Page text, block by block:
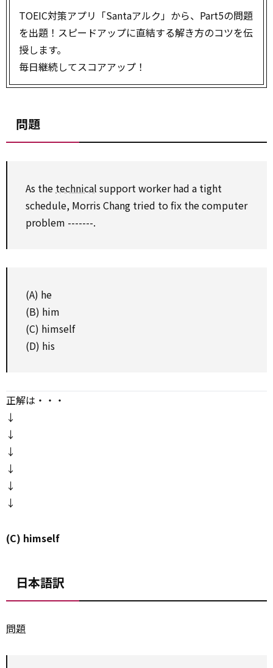
TOEIC対策アプリ「Santaアルク」から、Part5の問題
を出題！スピードアップに直結する解き方のコツを伝
授します。
毎日継続してスコアアップ！
問題
As the technical support worker had a tight
schedule, Morris Chang tried to fix the computer
problem -------.
(A) he
(B) him
(C) himself
(D) his
正解は・・・
↓
↓
↓
↓
↓
↓
(C) himself
日本語訳
問題